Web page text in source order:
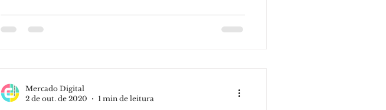
Mercado Digital
2 de out. de 2020
1 min de leitura